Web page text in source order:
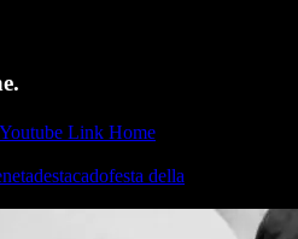
Youtube Link Home
destacadofesta della